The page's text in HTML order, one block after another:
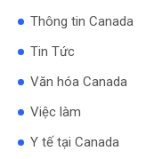
Thông tin Canada
Tin Tức
Văn hóa Canada
Việc làm
Y tế tại Canada